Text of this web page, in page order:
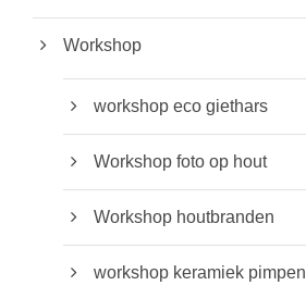
Workshop
workshop eco giethars
Workshop foto op hout
Workshop houtbranden
workshop keramiek pimpen